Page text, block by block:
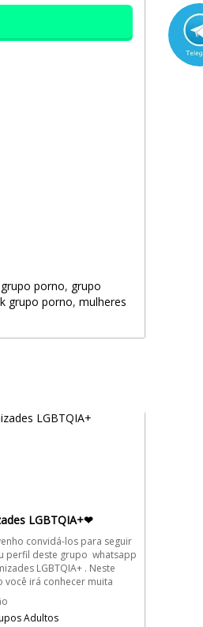
grupo porno, grupo
grupo porno, mulheres
LGBTQIA+❤
convidá-los para seguir
perfil deste grupo whatsapp
LGBTQIA+ . Neste
você irá conhecer muita
do bem que quer...
Adultos